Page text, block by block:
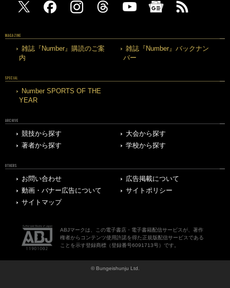
MAGAZINE
雑誌『Number』購読のご案
内
雑誌『Number』バックナン
バー
SPECIAL
Number SPORTS OF THE
YEAR
ARCHIVE
競技から探す
大会から探す
著者から探す
学校から探す
OTHERS
お問い合わせ
広告掲載について
動画・バナー広告について
サイトポリシー
サイトマップ
ABJマークは、この電子書店・電子書籍配信サービスが、著作
権者からコンテンツ使用許諾を得た正規版配信サービスである
ことを示す登録商標（登録番号6091713号）です。
© Bungeishunju Ltd.